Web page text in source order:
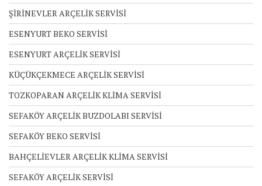
ŞİRİNEVLER ARÇELİK SERVİSİ
ESENYURT BEKO SERVİSİ
ESENYURT ARÇELİK SERVİSİ
KÜÇÜKÇEKMECE ARÇELİK SERVİSİ
TOZKOPARAN ARÇELİK KLİMA SERVİSİ
SEFAKÖY ARÇELİK BUZDOLABI SERVİSİ
SEFAKÖY BEKO SERVİSİ
BAHÇELİEVLER ARÇELİK KLİMA SERVİSİ
SEFAKÖY ARÇELİK SERVİSİ